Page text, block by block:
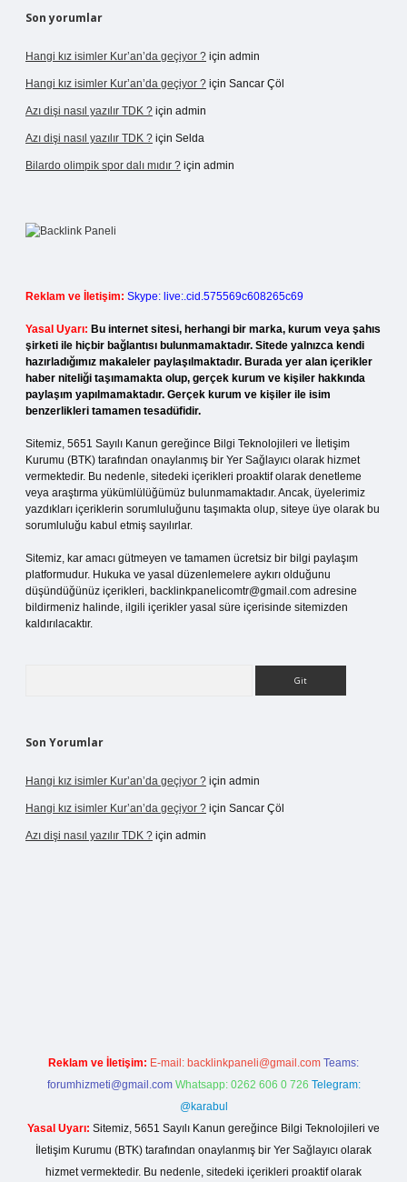
Son yorumlar
Hangi kız isimler Kur’an’da geçiyor ? için admin
Hangi kız isimler Kur’an’da geçiyor ? için Sancar Çöl
Azı dişi nasıl yazılır TDK ? için admin
Azı dişi nasıl yazılır TDK ? için Selda
Bilardo olimpik spor dalı mıdır ? için admin
Reklam ve İletişim: Skype: live:.cid.575569c608265c69
Yasal Uyarı: Bu internet sitesi, herhangi bir marka, kurum veya şahıs
şirketi ile hiçbir bağlantısı bulunmamaktadır. Sitede yalnızca kendi
hazırladığımız makaleler paylaşılmaktadır. Burada yer alan içerikler
haber niteliği taşımamakta olup, gerçek kurum ve kişiler hakkında
paylaşım yapılmamaktadır. Gerçek kurum ve kişiler ile isim
benzerlikleri tamamen tesadüfidir.
Sitemiz, 5651 Sayılı Kanun gereğince Bilgi Teknolojileri ve İletişim
Kurumu (BTK) tarafından onaylanmış bir Yer Sağlayıcı olarak hizmet
vermektedir. Bu nedenle, sitedeki içerikleri proaktif olarak denetleme
veya araştırma yükümlülüğümüz bulunmamaktadır. Ancak, üyelerimiz
yazdıkları içeriklerin sorumluluğunu taşımakta olup, siteye üye olarak bu
sorumluluğu kabul etmiş sayılırlar.
Sitemiz, kar amacı gütmeyen ve tamamen ücretsiz bir bilgi paylaşım
platformudur. Hukuka ve yasal düzenlemelere aykırı olduğunu
düşündüğünüz içerikleri, backlinkpanelicomtr@gmail.com adresine
bildirmeniz halinde, ilgili içerikler yasal süre içerisinde sitemizden
kaldırılacaktır.
Son Yorumlar
Hangi kız isimler Kur’an’da geçiyor ? için admin
Hangi kız isimler Kur’an’da geçiyor ? için Sancar Çöl
Azı dişi nasıl yazılır TDK ? için admin
Reklam ve İletişim: E-mail: backlinkpaneli@gmail.com Teams:
forumhizmeti@gmail.com Whatsapp: 0262 606 0 726 Telegram:
@karabul
Yasal Uyarı: Sitemiz, 5651 Sayılı Kanun gereğince Bilgi Teknolojileri ve
İletişim Kurumu (BTK) tarafından onaylanmış bir Yer Sağlayıcı olarak
hizmet vermektedir. Bu nedenle, sitedeki içerikleri proaktif olarak